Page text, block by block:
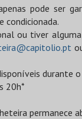
pode ser
condicionada.
ou tiver
durante
20h*
permanece